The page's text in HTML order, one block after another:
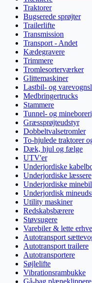
Traktorer
Bugserede sprøjter
Trailerlifte
Transmission
Transport - Andet
Kædegravere
Trimmere
Tromlesorterværker
Glittemaskiner
Lastbil- og
Medbringertrucks
Stammere
Tunnel- og
Græssprøjteudstyr
Dobbeltvalsetromler
To-hjulede traktorer
Dæk, hjul og fælge
UTV'er
Underjordiske
Underjordiske læssere
Underjordiske
Underjordisk
Utility maskiner
Redskabsbærere
Støvsugere
Varebiler & lette
Autotransport
Autotransport trailere
Autotransportere
Søjlelifte
Vibrationsrambukke
Gå-bag plæneklippere